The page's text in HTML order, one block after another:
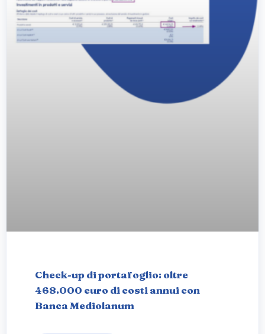
Check-up di portafoglio: oltre
468.000 euro di costi annui con
Banca Mediolanum